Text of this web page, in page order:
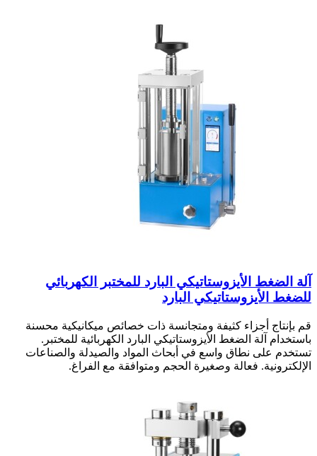
آلة الضغط الأيزوستاتيكي البارد للمختبر الكهربائي
للضغط الأيزوستاتيكي البارد
قم بإنتاج أجزاء كثيفة ومتجانسة ذات خصائص ميكانيكية محسنة
باستخدام آلة الضغط الأيزوستاتيكي البارد الكهربائية للمختبر.
تستخدم على نطاق واسع في أبحاث المواد والصيدلة والصناعات
الإلكترونية. فعالة وصغيرة الحجم ومتوافقة مع الفراغ.